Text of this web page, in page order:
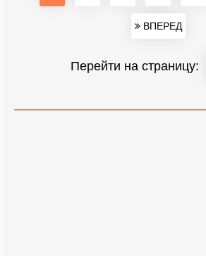
ВПЕРЕД
Перейти на страницу: